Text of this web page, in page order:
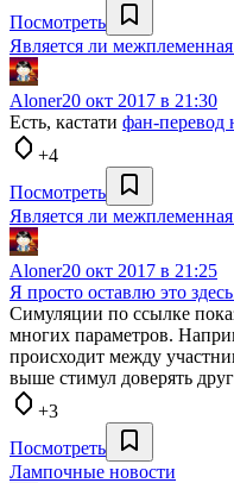
Посмотреть
Является ли
Aloner20 окт 2017 в 21:30
Есть, кастати фан-перевод
+4
Посмотреть
Является ли
Aloner20 окт 2017 в 21:25
Я просто оставлю это
Симуляции по ссылке
многих параметров.
происходит между
выше стимул доверять
+3
Посмотреть
Лампочные новости